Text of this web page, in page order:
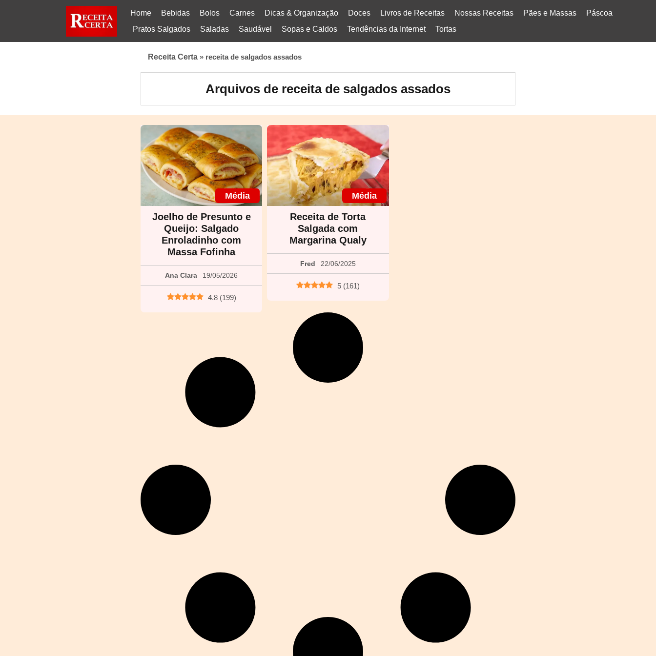
Home Bebidas Bolos Carnes Dicas & Organização Doces Livros de Receitas Nossas Receitas Pães e Massas
Páscoa
Pratos Salgados
Saladas Saudável Sopas e Caldos Tendências da Internet Tortas
Receita Certa » receita de salgados assados
Arquivos de receita de salgados assados
Média
Joelho de Presunto e
Queijo: Salgado
Enroladinho com
Massa Fofinha
Ana Clara 19/05/2026
4.8 (199)
Média
Receita de Torta
Salgada com
Margarina Qualy
Fred 22/06/2025
5 (161)